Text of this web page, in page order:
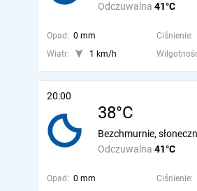
Odczuwalna 41°C
Opad: 0 mm Ciśnienie:
Wiatr:
1 km/h
20:00
38°C
Odczuwalna 41°C
Bezchmurnie,
Opad: 0 mm Ciśnienie: